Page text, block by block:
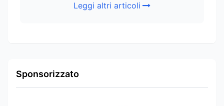
Leggi altri articoli
Sponsorizzato